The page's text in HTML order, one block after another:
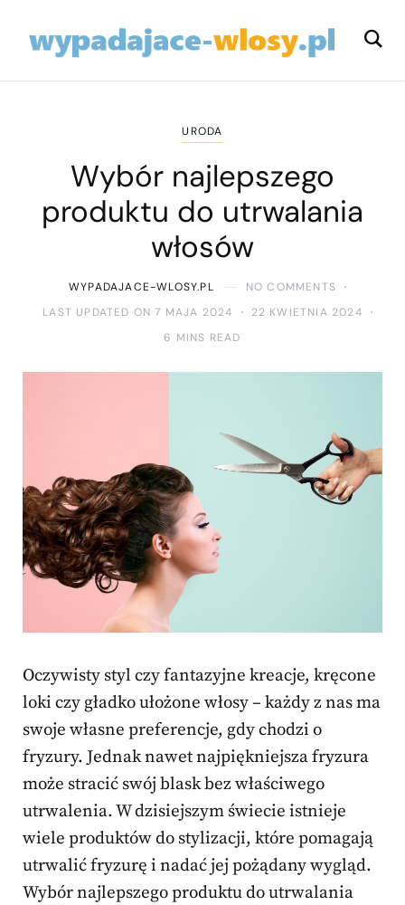
URODA
Wybór najlepszego
produktu do utrwalania
włosów
WYPADAJACE-WLOSY.PL
NO COMMENTS
LAST UPDATED ON 7 MAJA 2024
22 KWIETNIA 2024
6 MINS READ
Oczywisty styl czy fantazyjne kreacje, kręcone
loki czy gładko ułożone włosy – każdy z nas ma
swoje własne preferencje, gdy chodzi o
fryzury. Jednak nawet najpiękniejsza fryzura
może stracić swój blask bez właściwego
utrwalenia. W dzisiejszym świecie istnieje
wiele produktów do stylizacji, które pomagają
utrwalić fryzurę i nadać jej pożądany wygląd.
Wybór najlepszego produktu do utrwalania